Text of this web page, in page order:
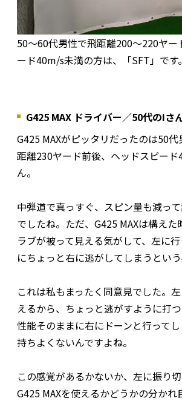
50～60代男性で飛距離200～220ヤー
ード40m/s未満の方は、「SFT」です。
G425 MAX ドライバー／50代のIさ
G425 MAXがピッタリだったのは50
距離230ヤード前後、ヘッドスピー
ん。
中弾道で真っすぐ、スピン量も減っ
でしたね。ただ、G425 MAXは構えた
ラブが被って見える気がして、左に
にちょっと右に逃がしてしまうという
これは私もまったく同意見でした。
えるから、ちょっと逃がすように打
性能そのままに右にドーンと行って
持ちよくないんですよね。
この感覚があるかないか、左に振り
G425 MAXを使えるかどうかの分かれ